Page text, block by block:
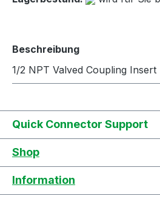
Beschreibung
1/2 NPT Valved Coupling Insert
Quick Connector Support
Shop
Information